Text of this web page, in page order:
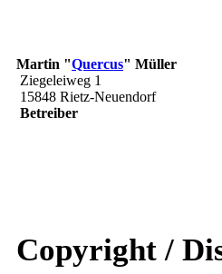
Martin "Quercus" Müller
Ziegeleiweg 1
15848 Rietz-Neuendorf
Betreiber
Copyright /